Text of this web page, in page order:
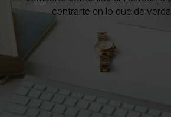
centrarte en lo que de